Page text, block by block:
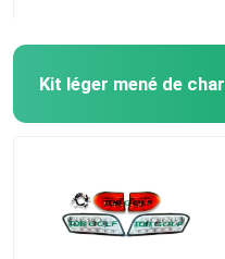
Kit léger mené de